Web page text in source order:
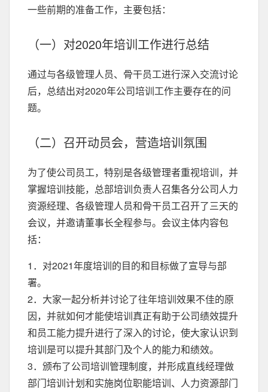
一些前期的准备工作，主要包括：
（一）对2020年培训工作进行总结
通过与各级管理人员、骨干员工进行深入交流讨论
后，总结出对2020年公司培训工作主要存在的问
题。
（二）召开动员会，营造培训氛围
为了使公司员工，特别是各级管理者重视培训，并
掌握培训技能，总部培训负责人召集各分公司人力
资源经理、各级管理人员和骨干员工召开了三天的
会议，并邀请董事长全程参与。会议主体内容包
括：
1．对2021年度培训的目的和目标做了宣导与部
署。
2．大家一起分析并讨论了往年培训效果不佳的原
因，并就如何才能使培训真正有助于公司绩效提升
和员工能力提升进行了深入的讨论，使大家认识到
培训是可以提升其部门及个人的能力和绩效。
3．颁布了公司培训管理制度，并形成直线经理做
部门培训计划和实施岗位职能培训、人力资源部门